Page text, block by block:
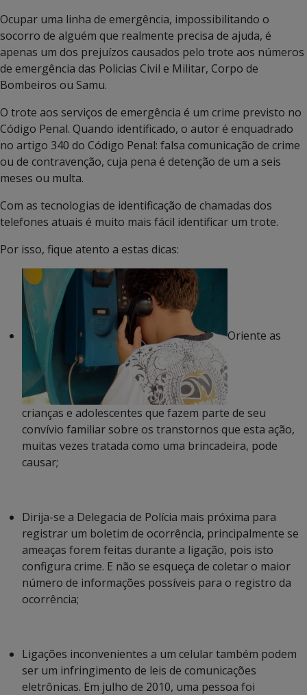
Ocupar uma linha de emergência, impossibilitando o
socorro de alguém que realmente precisa de ajuda, é
apenas um dos prejuízos causados pelo trote aos números
de emergência das Policias Civil e Militar, Corpo de
Bombeiros ou Samu.
O trote aos serviços de emergência é um crime previsto no
Código Penal. Quando identificado, o autor é enquadrado
no artigo 340 do Código Penal: falsa comunicação de crime
ou de contravenção, cuja pena é detenção de um a seis
meses ou multa.
Com as tecnologias de identificação de chamadas dos
telefones atuais é muito mais fácil identificar um trote.
Por isso, fique atento a estas dicas:
Oriente as
crianças e adolescentes que fazem parte de seu
convívio familiar sobre os transtornos que esta ação,
muitas vezes tratada como uma brincadeira, pode
causar;
Dirija-se a Delegacia de Polícia mais próxima para
registrar um boletim de ocorrência, principalmente se
ameaças forem feitas durante a ligação, pois isto
configura crime. E não se esqueça de coletar o maior
número de informações possíveis para o registro da
ocorrência;
Ligações inconvenientes a um celular também podem
ser um infringimento de leis de comunicações
eletrônicas. Em julho de 2010, uma pessoa foi